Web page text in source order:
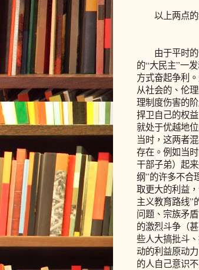
以上两点的
由于平时的
的“大民主”一
方式奋起争利
从社会的、伦
理制度伤害的
捍卫自己的权
就处于优越地
当时，这两者
存在。例如当
干部子弟）起
纲”的许多不合
取更大的利益
主义教育路线”
问题、宗族矛
的激烈斗争（
些人大搞批斗
动的利益原动
的人自己意识